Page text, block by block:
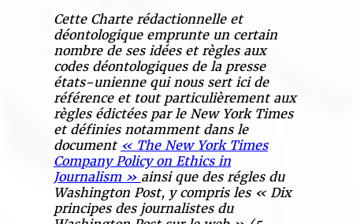
Cette Charte rédactionnelle et
déontologique emprunte un certain
nombre de ses idées et règles aux
codes déontologiques de la presse
états-unienne qui nous sert ici de
référence et tout particulièrement aux
règles édictées par le New York Times
et définies notamment dans le
document « The New York Times
Company Policy on Ethics in
Journalism » ainsi que des régles du
Washington Post, y compris les « Dix
principes des journalistes du